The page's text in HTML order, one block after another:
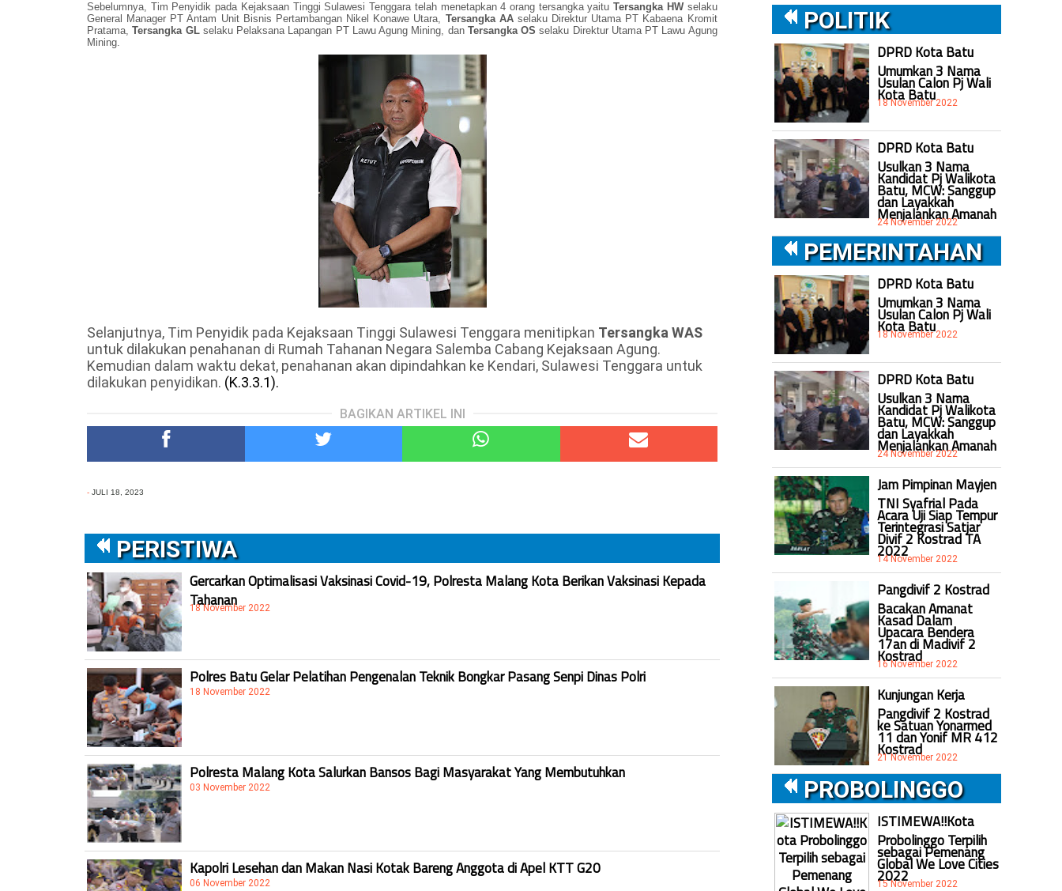
Sebelumnya, Tim Penyidik pada Kejaksaan Tinggi Sulawesi Tenggara telah menetapkan 4 orang tersangka yaituTersangka HW selaku
General Manager PT Antam Unit Bisnis Pertambangan Nikel Konawe Utara, Tersangka AA selaku Direktur Utama PT Kabaena Kromit
Pratama,Tersangka GL selaku Pelaksana Lapangan PT Lawu Agung Mining, dan Tersangka OSselaku Direktur Utama PT Lawu Agung
Mining.
Selanjutnya, Tim Penyidik pada Kejaksaan Tinggi Sulawesi Tenggara menitipkan Tersangka WAS
untuk dilakukan penahanan di Rumah Tahanan Negara Salemba Cabang Kejaksaan Agung.
Kemudian dalam waktu dekat, penahanan akan dipindahkan ke Kendari, Sulawesi Tenggara untuk
dilakukan penyidikan. (K.3.3.1).
BAGIKAN ARTIKEL INI
- JULI 18, 2023
PERISTIWA
Gercarkan Optimalisasi Vaksinasi Covid-19, Polresta Malang Kota Berikan Vaksinasi Kepada
Tahanan
18 November 2022
Polres Batu Gelar Pelatihan Pengenalan Teknik Bongkar Pasang Senpi Dinas Polri
18 November 2022
Polresta Malang Kota Salurkan Bansos Bagi Masyarakat Yang Membutuhkan
03 November 2022
Kapolri Lesehan dan Makan Nasi Kotak Bareng Anggota di Apel KTT G20
06 November 2022
POLITIK
DPRD Kota Batu
Umumkan 3 Nama
Usulan Calon Pj Wali
Kota Batu
18 November 2022
DPRD Kota Batu
Usulkan 3 Nama
Kandidat Pj Walikota
Batu, MCW: Sanggup
dan Layakkah
Menjalankan Amanah
24 November 2022
PEMERINTAHAN
DPRD Kota Batu
Umumkan 3 Nama
Usulan Calon Pj Wali
Kota Batu
18 November 2022
DPRD Kota Batu
Usulkan 3 Nama
Kandidat Pj Walikota
Batu, MCW: Sanggup
dan Layakkah
Menjalankan Amanah
24 November 2022
Jam Pimpinan Mayjen
TNI Syafrial Pada
Acara Uji Siap Tempur
Terintegrasi Satjar
Divif 2 Kostrad TA
2022
14 November 2022
Pangdivif 2 Kostrad
Bacakan Amanat
Kasad Dalam
Upacara Bendera
17an di Madivif 2
Kostrad
16 November 2022
Kunjungan Kerja
Pangdivif 2 Kostrad
ke Satuan Yonarmed
11 dan Yonif MR 412
Kostrad
21 November 2022
PROBOLINGGO
ISTIMEWA!!Kota
Probolinggo Terpilih
sebagai Pemenang
Global We Love Cities
2022
15 November 2022